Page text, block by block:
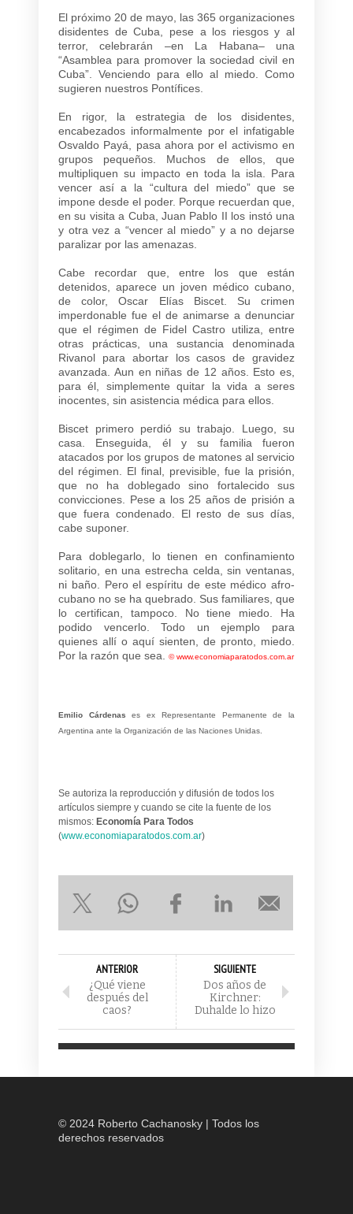
El próximo 20 de mayo, las 365 organizaciones
disidentes de Cuba, pese a los riesgos y al
terror, celebrarán –en La Habana– una
“Asamblea para promover la sociedad civil en
Cuba”. Venciendo para ello al miedo. Como
sugieren nuestros Pontífices.
En rigor, la estrategia de los disidentes,
encabezados informalmente por el infatigable
Osvaldo Payá, pasa ahora por el activismo en
grupos pequeños. Muchos de ellos, que
multipliquen su impacto en toda la isla. Para
vencer así a la “cultura del miedo” que se
impone desde el poder. Porque recuerdan que,
en su visita a Cuba, Juan Pablo II los instó una
y otra vez a “vencer al miedo” y a no dejarse
paralizar por las amenazas.
Cabe recordar que, entre los que están
detenidos, aparece un joven médico cubano,
de color, Oscar Elías Biscet. Su crimen
imperdonable fue el de animarse a denunciar
que el régimen de Fidel Castro utiliza, entre
otras prácticas, una sustancia denominada
Rivanol para abortar los casos de gravidez
avanzada. Aun en niñas de 12 años. Esto es,
para él, simplemente quitar la vida a seres
inocentes, sin asistencia médica para ellos.
Biscet primero perdió su trabajo. Luego, su
casa. Enseguida, él y su familia fueron
atacados por los grupos de matones al servicio
del régimen. El final, previsible, fue la prisión,
que no ha doblegado sino fortalecido sus
convicciones. Pese a los 25 años de prisión a
que fuera condenado. El resto de sus días,
cabe suponer.
Para doblegarlo, lo tienen en confinamiento
solitario, en una estrecha celda, sin ventanas,
ni baño. Pero el espíritu de este médico afro-
cubano no se ha quebrado. Sus familiares, que
lo certifican, tampoco. No tiene miedo. Ha
podido vencerlo. Todo un ejemplo para
quienes allí o aquí sienten, de pronto, miedo.
Por la razón que sea.
©www.economiaparatodos.com.ar
Emilio Cárdenas es ex Representante Permanente de la
Argentina ante la Organización de las Naciones Unidas.
Se autoriza la reproducción y difusión de todos los
artículos siempre y cuando se cite la fuente de los
mismos: Economía Para Todos
(www.economiaparatodos.com.ar)
ANTERIOR
¿Qué viene
después del
caos?
SIGUIENTE
Dos años de
Kirchner:
Duhalde lo hizo
© 2024 Roberto Cachanosky | Todos los
derechos reservados